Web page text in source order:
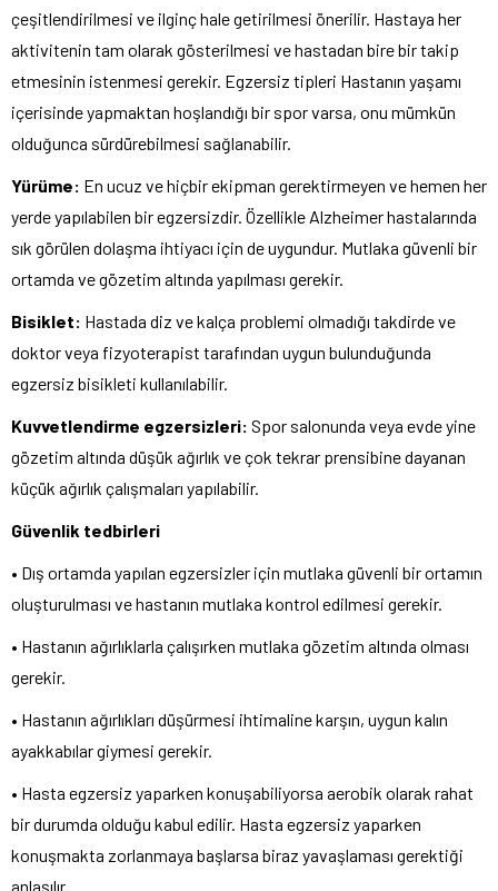
çeşitlendirilmesi ve ilginç hale getirilmesi önerilir. Hastaya her
aktivitenin tam olarak gösterilmesi ve hastadan bire bir takip
etmesinin istenmesi gerekir. Egzersiz tipleri Hastanın yaşamı
içerisinde yapmaktan hoşlandığı bir spor varsa, onu mümkün
olduğunca sürdürebilmesi sağlanabilir.
Yürüme: En ucuz ve hiçbir ekipman gerektirmeyen ve hemen her
yerde yapılabilen bir egzersizdir. Özellikle Alzheimer hastalarında
sık görülen dolaşma ihtiyacı için de uygundur. Mutlaka güvenli bir
ortamda ve gözetim altında yapılması gerekir.
Bisiklet: Hastada diz ve kalça problemi olmadığı takdirde ve
doktor veya fizyoterapist tarafından uygun bulunduğunda
egzersiz bisikleti kullanılabilir.
Kuvvetlendirme egzersizleri: Spor salonunda veya evde yine
gözetim altında düşük ağırlık ve çok tekrar prensibine dayanan
küçük ağırlık çalışmaları yapılabilir.
Güvenlik tedbirleri
• Dış ortamda yapılan egzersizler için mutlaka güvenli bir ortamın
oluşturulması ve hastanın mutlaka kontrol edilmesi gerekir.
• Hastanın ağırlıklarla çalışırken mutlaka gözetim altında olması
gerekir.
• Hastanın ağırlıkları düşürmesi ihtimaline karşın, uygun kalın
ayakkabılar giymesi gerekir.
• Hasta egzersiz yaparken konuşabiliyorsa aerobik olarak rahat
bir durumda olduğu kabul edilir. Hasta egzersiz yaparken
konuşmakta zorlanmaya başlarsa biraz yavaşlaması gerektiği
anlaşılır.